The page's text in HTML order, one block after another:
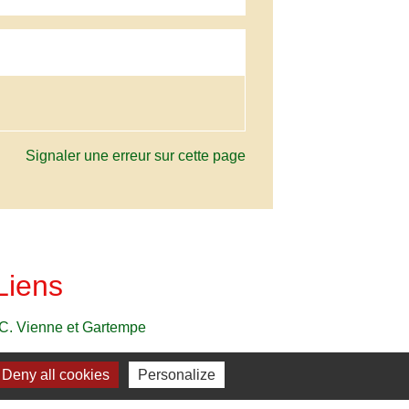
Signaler une erreur sur cette page
Vienne et Gartempe
Deny all cookies Personalize